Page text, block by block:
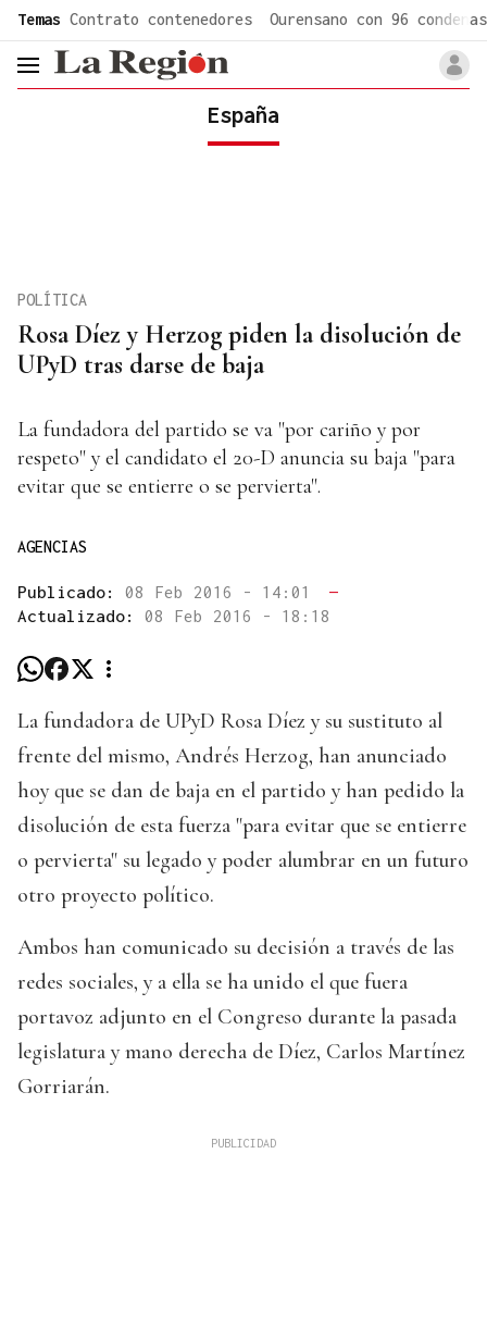
Temas Contrato contenedores Ourensano con 96 condenas
header.menu.open
España
Rosa Díez y Herzog piden la disolución de
UPyD tras darse de baja
POLÍTICA
La fundadora del partido se va "por cariño y por
respeto" y el candidato el 20-D anuncia su baja "para
evitar que se entierre o se pervierta".
AGENCIAS
Publicado: 08 Feb 2016 - 14:01
—
Actualizado: 08 Feb 2016 - 18:18
La fundadora de UPyD Rosa Díez y su sustituto al
frente del mismo, Andrés Herzog, han anunciado
hoy que se dan de baja en el partido y han pedido la
disolución de esta fuerza "para evitar que se entierre
o pervierta" su legado y poder alumbrar en un futuro
otro proyecto político.
Ambos han comunicado su decisión a través de las
redes sociales, y a ella se ha unido el que fuera
portavoz adjunto en el Congreso durante la pasada
legislatura y mano derecha de Díez, Carlos Martínez
Gorriarán.